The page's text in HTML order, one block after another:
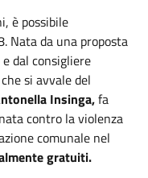
è possibile
Nata da una proposta
e dal consigliere
si avvale del
Insinga,fa
contro la violenza
comunale nel
gratuiti.